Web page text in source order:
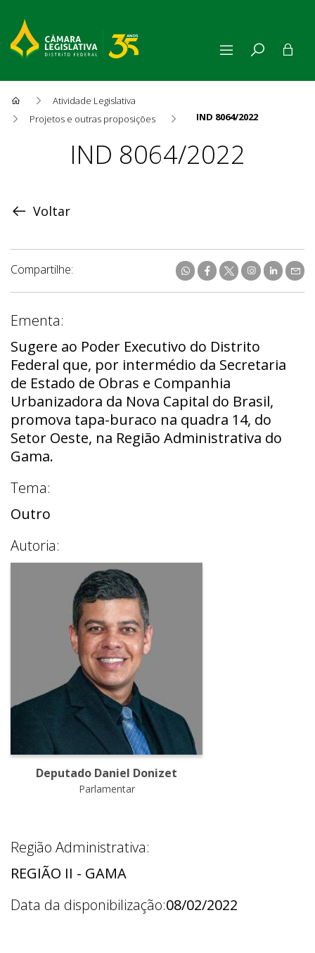
Atividade Legislativa
Projetos e outras proposições
IND 8064/2022
ProposiçãoIND 8064/2022
Voltar
Compartilhe:
Ementa:
Sugere ao Poder Executivo do Distrito
Federal que, por intermédio da Secretaria
de Estado de Obras e Companhia
Urbanizadora da Nova Capital do Brasil,
promova tapa-buraco na quadra 14, do
Setor Oeste, na Região Administrativa do
Gama.
Tema:
Outro
Autoria:
Deputado Daniel Donizet
Parlamentar
Região Administrativa:
REGIÃO II - GAMA
Data da disponibilização:08/02/2022